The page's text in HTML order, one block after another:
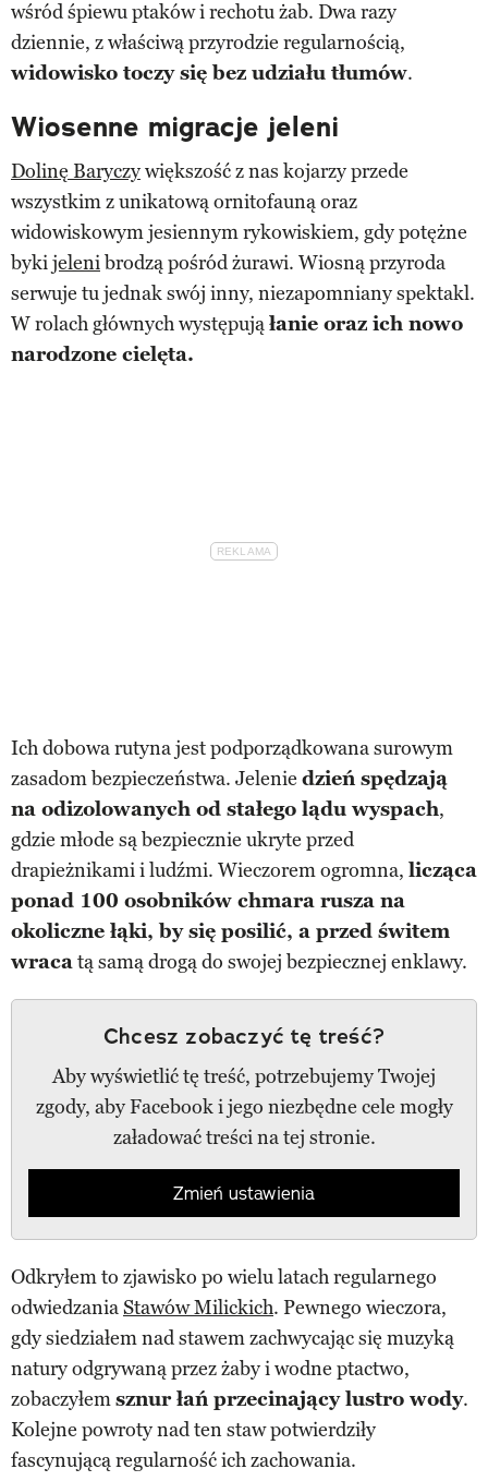
wśród śpiewu ptaków i rechotu żab. Dwa razy
dziennie, z właściwą przyrodzie regularnością,
widowisko toczy się bez udziału tłumów.
Wiosenne migracje jeleni
Dolinę Baryczywiększość z nas kojarzy przede
wszystkim z unikatową ornitofauną oraz
widowiskowym jesiennym rykowiskiem, gdy potężne
bykijelenibrodzą pośród żurawi. Wiosną przyroda
serwuje tu jednak swój inny, niezapomniany spektakl.
W rolach głównych występująłanie oraz ich nowo
narodzone cielęta.
Ich dobowa rutyna jest podporządkowana surowym
zasadom bezpieczeństwa. Jelenie dzień spędzają
na odizolowanych od stałego lądu wyspach,
gdzie młode są bezpiecznie ukryte przed
drapieżnikami i ludźmi. Wieczorem ogromna, licząca
ponad 100 osobników chmara rusza na
okoliczne łąki, by się posilić, a przed świtem
wracatą samą drogą do swojej bezpiecznej enklawy.
Chcesz zobaczyć tę treść?
Aby wyświetlić tę treść, potrzebujemy Twojej
zgody, aby Facebook i jego niezbędne cele mogły
załadować treści na tej stronie.
Zmień ustawienia
Odkryłem to zjawisko po wielu latach regularnego
odwiedzaniaStawów Milickich. Pewnego wieczora,
gdy siedziałem nad stawem zachwycając się muzyką
natury odgrywaną przez żaby i wodne ptactwo,
zobaczyłemsznur łań przecinający lustro wody.
Kolejne powroty nad ten staw potwierdziły
fascynującą regularność ich zachowania.